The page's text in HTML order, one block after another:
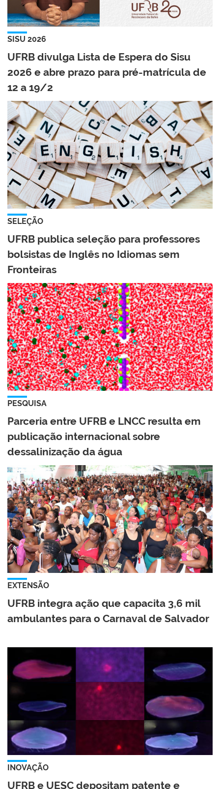
SISU 2026
UFRB divulga Lista de Espera do Sisu
2026 e abre prazo para pré-matrícula de
12 a 19/2
SELEÇÃO
UFRB publica seleção para professores
bolsistas de Inglês no Idiomas sem
Fronteiras
PESQUISA
Parceria entre UFRB e LNCC resulta em
publicação internacional sobre
dessalinização da água
EXTENSÃO
UFRB integra ação que capacita 3,6 mil
ambulantes para o Carnaval de Salvador
INOVAÇÃO
UFRB e UESC depositam patente e